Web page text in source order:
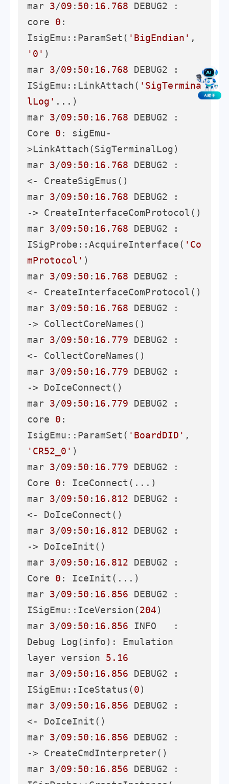
mar 3/09 : 50 : 16.768 DEBUG2 :
core 0 :
IsigEmu::ParamSet( 'BigEndian'
'0' )
mar 3/09 : 50 : 16.768 DEBUG2 :
ISigEmu::LinkAttach( 'SigTermina
lLog' ...)
mar 3/09 : 50 : 16.768 DEBUG2 :
Core 0 : sigEmu-
>LinkAttach(SigTerminalLog)
mar 3/09 : 50 : 16.768 DEBUG2 :
<- CreateSigEmus()
mar 3/09 : 50 : 16.768 DEBUG2 :
-> CreateInterfaceComProtocol()
mar 3/09 : 50 : 16.768 DEBUG2 :
ISigProbe::AcquireInterface( 'Co
mProtocol' )
mar 3/09 : 50 : 16.768 DEBUG2 :
<- CreateInterfaceComProtocol()
mar 3/09 : 50 : 16.768 DEBUG2 :
-> CollectCoreNames()
mar 3/09 : 50 : 16.779 DEBUG2 :
<- CollectCoreNames()
mar 3/09 : 50 : 16.779 DEBUG2 :
-> DoIceConnect()
mar 3/09 : 50 : 16.779 DEBUG2 :
core 0 :
IsigEmu::ParamSet( 'BoardDID'
'CR52_0' )
mar 3/09 : 50 : 16.779 DEBUG2 :
Core 0 : IceConnect(...)
mar 3/09 : 50 : 16.812 DEBUG2 :
<- DoIceConnect()
mar 3/09 : 50 : 16.812 DEBUG2 :
-> DoIceInit()
mar 3/09 : 50 : 16.812 DEBUG2 :
Core 0 : IceInit(...)
mar 3/09 : 50 : 16.856 DEBUG2 :
ISigEmu::IceVersion(204)
mar 3/09 : 50 : 16.856 INFO   :
Debug Log(info): Emulation
layer version 5.16
mar 3/09 : 50 : 16.856 DEBUG2 :
ISigEmu::IceStatus(0)
mar 3/09 : 50 : 16.856 DEBUG2 :
<- DoIceInit()
mar 3/09 : 50 : 16.856 DEBUG2 :
-> CreateCmdInterpreter()
mar 3/09 : 50 : 16.856 DEBUG2 :